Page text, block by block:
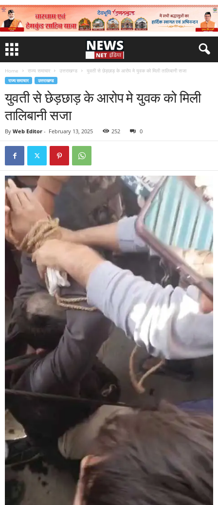
Home राज्य समाचार उत्तराखण्ड युवती से छेड़छाड़ के आरोप मे युवक को मिली तालिबानी सजा
राज्य समाचार उत्तराखण्ड
युवती से छेड़छाड़ के आरोप मे युवक को मिली
तालिबानी सजा
By Web Editor - February 13, 2025 252 0